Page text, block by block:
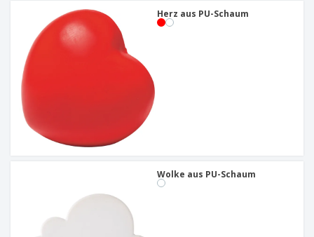
Herz aus PU-Schaum
Wolke aus PU-Schaum